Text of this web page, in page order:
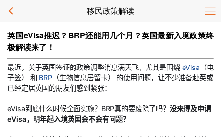
移民政策解读
英国eVisa推迟？BRP还能用几个月？英国最新入境政策终
极解读来了！
最近，关于英国签证的政策调整消息满天飞，尤其是围绕 eVisa （电
子签） 和 BRP （生物信息居留卡） 的使用问题，让不少准备赴英或
已经定居英国的朋友们感到紧张：
eVisa到底什么时候全面实施？BRP真的要废除了吗？ 没来得及申请
eVisa，明年起入境英国会不会有问题？